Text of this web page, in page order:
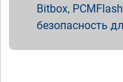
Bitbox,
безопасность